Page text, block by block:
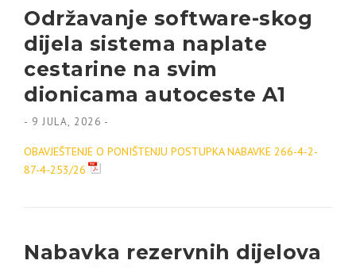
Održavanje software-skog
dijela sistema naplate
cestarine na svim
dionicama autoceste A1
- 9 JULA, 2026 -
OBAVJEŠTENJE O PONIŠTENJU POSTUPKA NABAVKE 266-4-2-
87-4-253/26
Nabavka rezervnih dijelova